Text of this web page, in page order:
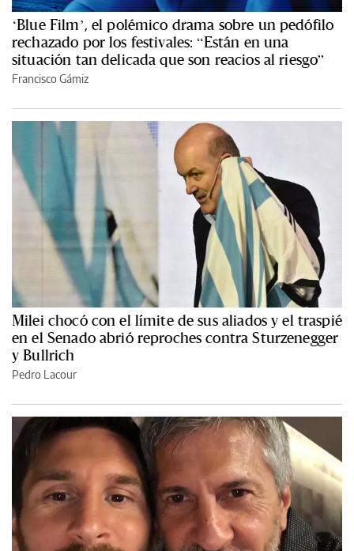
‘Blue Film’, el polémico drama sobre un pedófilo
rechazado por los festivales: “Están en una
situación tan delicada que son reacios al riesgo”
Francisco Gámiz
Milei chocó con el límite de sus aliados y el traspié
en el Senado abrió reproches contra Sturzenegger
y Bullrich
Pedro Lacour